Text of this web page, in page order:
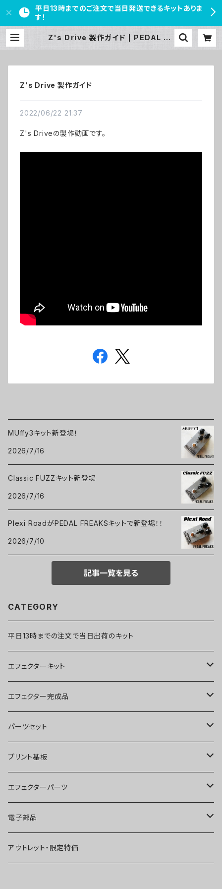
平日13時までのご注文で当日発送できるキットありま
す！
Z's Drive 製作ガイド | PEDAL FR
Z's Drive 製作ガイド
2022/06/22 21:37
Z's Driveの製作動画です。
MUffy3キット新登場！
2026/7/16
Classic FUZZキット新登場
2026/7/16
Plexi RoadがPEDAL FREAKSキットで新登場！！
2026/7/10
記事一覧を見る
CATEGORY
平日13時までの注文で当日出荷のキット
エフェクターキット
ブースター
オーバードライブ
ディストーション
ファズ
プリアンプ
空間系
エフェクター完成品
ブースター
オーバードライブ
ディストーション
ファズ
空間系
パーツセット
ブースター
オーバードライブ
ディストーション
ファズ
プリント基板
オーバードライブ
ディストーション
ファズ
エフェクターパーツ
スイッチ
ジャック
電子部品
IC
アウトレット・限定特価